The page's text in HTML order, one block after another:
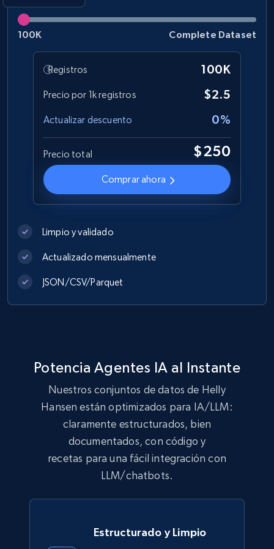
Best Buy products
URL, Product id, Title, Images, Final price,
Currency, Discount, Initial price, and more.
eCommerce
Lazada - Products
URL, Title, Rating, Reviews, Initial price, Final
eCommerce
URL, Domain, Marketplace pn, Sku, Other pn,
Model number, Gtin ean pn, Product name, and
eCommerce
162+
Ikea - Products
100K Complete Dataset
Registros 100K
Precio por 1k registros $2.5
Actualizar descuento 0%
Precio total $250
Comprar ahora
Limpio y validado
Actualizado mensualmente
JSON/CSV/Parquet
Potencia Agentes IA al Instante
Nuestros conjuntos de datos de Helly
Hansen están optimizados para IA/LLM:
claramente estructurados, bien
documentados, con código y
recetas para una fácil integración con
LLM/chatbots.
Estructurado y Limpio